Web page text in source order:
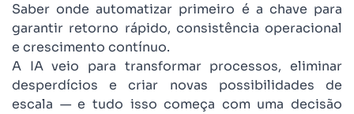
Saber onde automatizar primeiro é a chave para
garantir retorno rápido, consistência operacional
e crescimento contínuo.
A IA veio para transformar processos, eliminar
desperdícios e criar novas possibilidades de
escala — e tudo isso começa com uma decisão